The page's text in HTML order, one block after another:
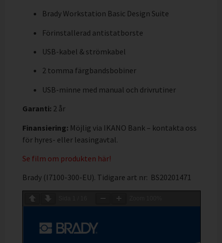
Brady Workstation Basic Design Suite
Förinstallerad antistatborste
USB-kabel & strömkabel
2 tomma färgbandsbobiner
USB-minne med manual och drivrutiner
Garanti: 2 år
Finansiering: Möjlig via IKANO Bank – kontakta oss
för hyres- eller leasingavtal.
Se film om produkten här!
Brady (I7100-300-EU). Tidigare art nr: BS20201471